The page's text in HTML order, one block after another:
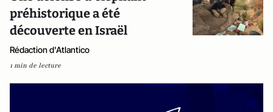
préhistorique a été
découverte en Israël
Rédaction d'Atlantico
1 min de lecture